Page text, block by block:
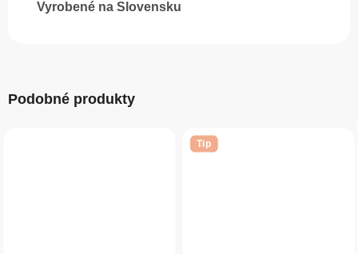
Vyrobené na Slovensku
Podobné produkty
Tip